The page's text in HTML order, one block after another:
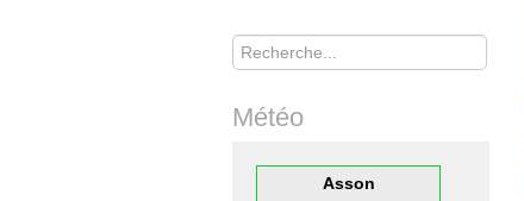
Rechercher
Météo
Asson